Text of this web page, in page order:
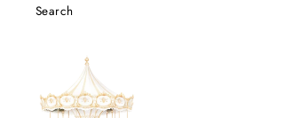
Search